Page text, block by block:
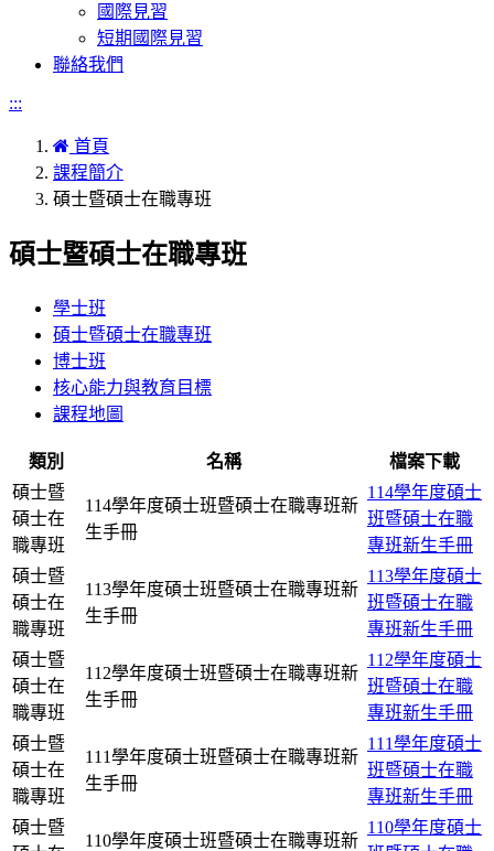
國際見習
短期國際見習
聯絡我們
:::
首頁
課程簡介
碩士暨碩士在職專班
碩士暨碩士在職專班
學士班
碩士暨碩士在職專班
博士班
核心能力與教育目標
課程地圖
類別 名稱
檔案下載
碩士暨
碩士在
職專班
114學年度碩士班暨碩士在職專班新
生手冊
114學年度碩士
班暨碩士在職
專班新生手冊
碩士暨
碩士在
職專班
113學年度碩士班暨碩士在職專班新
生手冊
113學年度碩士
班暨碩士在職
專班新生手冊
碩士暨
碩士在
職專班
112學年度碩士班暨碩士在職專班新
生手冊
112學年度碩士
班暨碩士在職
專班新生手冊
碩士暨
碩士在
職專班
111學年度碩士班暨碩士在職專班新
生手冊
111學年度碩士
班暨碩士在職
專班新生手冊
碩士暨
110學年度碩士班暨碩士在職專班新
110學年度碩士